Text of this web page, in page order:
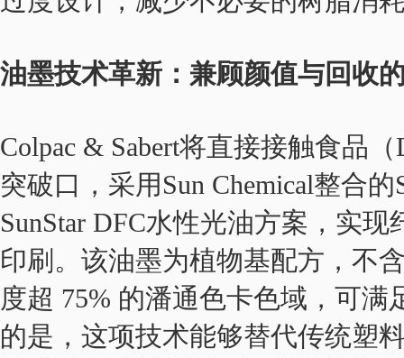
油墨技术革新：兼顾颜值与回收
Colpac & Sabert将直接接触食品
突破口，采用Sun Chemical整合的
SunStar DFC水性光油方案，实
印刷。该油墨为植物基配方，不
度超 75% 的潘通色卡色域，可
的是，这项技术能够替代传统塑